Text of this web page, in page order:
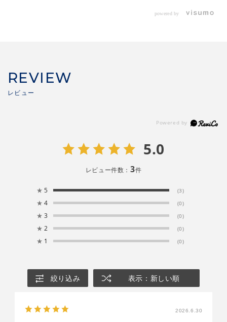
powered by
REVIEW
5.0
レビュー件数： 3件
★ 5 (3)
★ 4 (0)
★ 3 (0)
★ 2 (0)
★ 1 (0)
絞り込み 表示：新しい順
2026.6.30